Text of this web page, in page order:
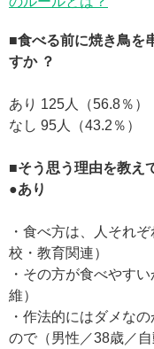
■食べる前に焼き鳥を
すか ？
あり 125人（56.8％）
なし 95人（43.2％）
■そう思う理由を教え
●あり
・食べ方は、人それ
校・教育関連）
・その方が食べやす
維）
・作法的にはダメな
ので（男性／38歳／自